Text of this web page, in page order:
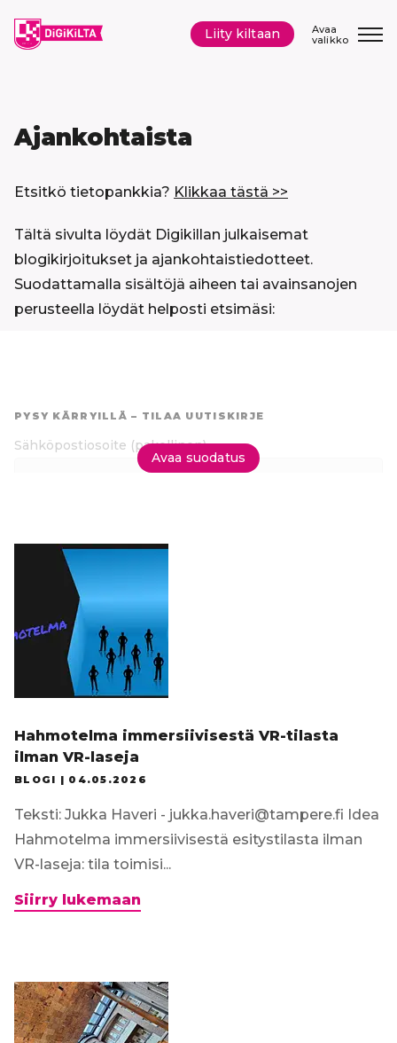
sisältöön
Avaa
valikko
Liity kiltaan
Ajankohtaista
Etsitkö tietopankkia? Klikkaa tästä >>
Tältä sivulta löydät Digikillan julkaisemat
blogikirjoitukset ja ajankohtaistiedotteet.
Suodattamalla sisältöjä aiheen tai avainsanojen
perusteella löydät helposti etsimäsi:
PYSY KÄRRYILLÄ – TILAA UUTISKIRJE
Sähköpostiosoite (pakollinen)
Avaa suodatus
Hahmotelma immersiivisestä VR-tilasta
ilman VR-laseja
BLOGI | 04.05.2026
Teksti: Jukka Haveri - jukka.haveri@tampere.fi Idea
Hahmotelma immersiivisestä esitystilasta ilman
VR-laseja: tila toimisi...
Siirry lukemaan
ilman
VR-
laseja